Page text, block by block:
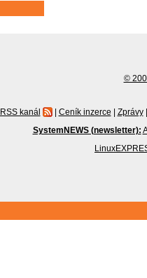
©
RSS kanál | Ceník inzerce | Zprávy |
SystemNEWS (newsletter):